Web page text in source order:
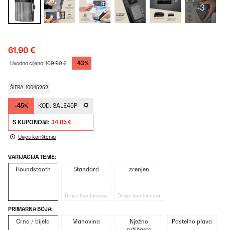
+3
61,90 €
Uvodna cijena:109,90 € -43%
ŠIFRA: 10045252
-45% KOD: SALE45P
S KUPONOM: 34,05 €
Uvjeti korištenja
VARIJACIJA TEME:
Houndstooth Standard
Druga kombinacija
zrenjen
Druga kombinacija
PRIMARNA BOJA:
Crna / bijela Mahovina
Nježno
Pastelno plava